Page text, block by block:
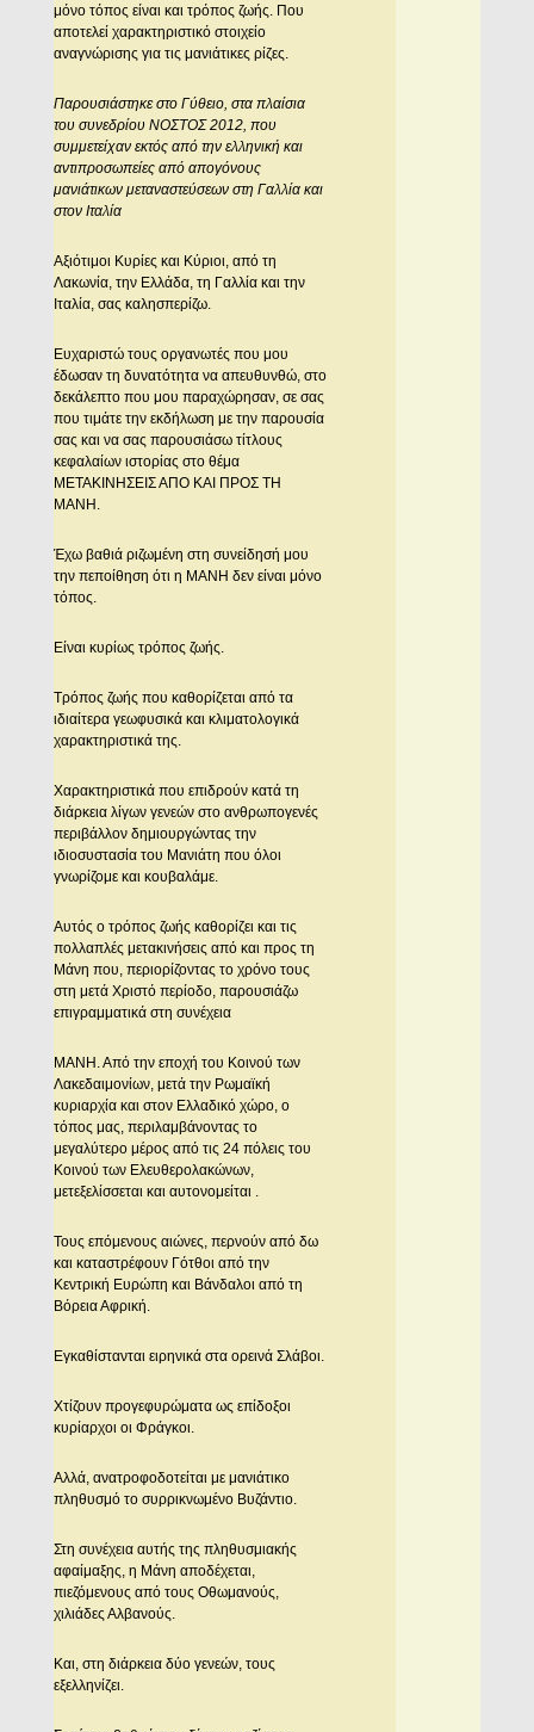
μόνο τόπος είναι και τρόπος ζωής. Που
αποτελεί χαρακτηριστικό στοιχείο
αναγνώρισης για τις μανιάτικες ρίζες.
Παρουσιάστηκε στο Γύθειο, στα πλαίσια
του συνεδρίου ΝΟΣΤΟΣ 2012, που
συμμετείχαν εκτός από την ελληνική και
αντιπροσωπείες από απογόνους
μανιάτικων μεταναστεύσεων στη Γαλλία και
στον Ιταλία
Αξιότιμοι Κυρίες και Κύριοι, από τη
Λακωνία, την Ελλάδα, τη Γαλλία και την
Ιταλία, σας καλησπερίζω.
Ευχαριστώ τους οργανωτές που μου
έδωσαν τη δυνατότητα να απευθυνθώ, στο
δεκάλεπτο που μου παραχώρησαν, σε σας
που τιμάτε την εκδήλωση με την παρουσία
σας και να σας παρουσιάσω τίτλους
κεφαλαίων ιστορίας στο θέμα
ΜΕΤΑΚΙΝΗΣΕΙΣ ΑΠΟ ΚΑΙ ΠΡΟΣ ΤΗ
ΜΑΝΗ.
Έχω βαθιά ριζωμένη στη συνείδησή μου
την πεποίθηση ότι η ΜΑΝΗ δεν είναι μόνο
τόπος.
Είναι κυρίως τρόπος ζωής.
Τρόπος ζωής που καθορίζεται από τα
ιδιαίτερα γεωφυσικά και κλιματολογικά
χαρακτηριστικά της.
Χαρακτηριστικά που επιδρούν κατά τη
διάρκεια λίγων γενεών στο ανθρωπογενές
περιβάλλον δημιουργώντας την
ιδιοσυστασία του Μανιάτη που όλοι
γνωρίζομε και κουβαλάμε.
Αυτός ο τρόπος ζωής καθορίζει και τις
πολλαπλές μετακινήσεις από και προς τη
Μάνη που, περιορίζοντας το χρόνο τους
στη μετά Χριστό περίοδο, παρουσιάζω
επιγραμματικά στη συνέχεια
ΜΑΝΗ. Από την εποχή του Κοινού των
Λακεδαιμονίων, μετά την Ρωμαϊκή
κυριαρχία και στον Ελλαδικό χώρο, ο
τόπος μας, περιλαμβάνοντας το
μεγαλύτερο μέρος από τις 24 πόλεις του
Κοινού των Ελευθερολακώνων,
μετεξελίσσεται και αυτονομείται .
Τους επόμενους αιώνες, περνούν από δω
και καταστρέφουν Γότθοι από την
Κεντρική Ευρώπη και Βάνδαλοι από τη
Βόρεια Αφρική.
Εγκαθίστανται ειρηνικά στα ορεινά Σλάβοι.
Χτίζουν προγεφυρώματα ως επίδοξοι
κυρίαρχοι οι Φράγκοι.
Αλλά, ανατροφοδοτείται με μανιάτικο
πληθυσμό το συρρικνωμένο Βυζάντιο.
Στη συνέχεια αυτής της πληθυσμιακής
αφαίμαξης, η Μάνη αποδέχεται,
πιεζόμενους από τους Οθωμανούς,
χιλιάδες Αλβανούς.
Και, στη διάρκεια δύο γενεών, τους
εξελληνίζει.